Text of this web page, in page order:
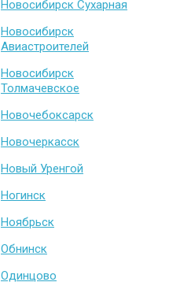
Новосибирск Сухарная
Новосибирск
Авиастроителей
Новосибирск
Толмачевское
Новочебоксарск
Новочеркасск
Новый Уренгой
Ногинск
Ноябрьск
Обнинск
Одинцово